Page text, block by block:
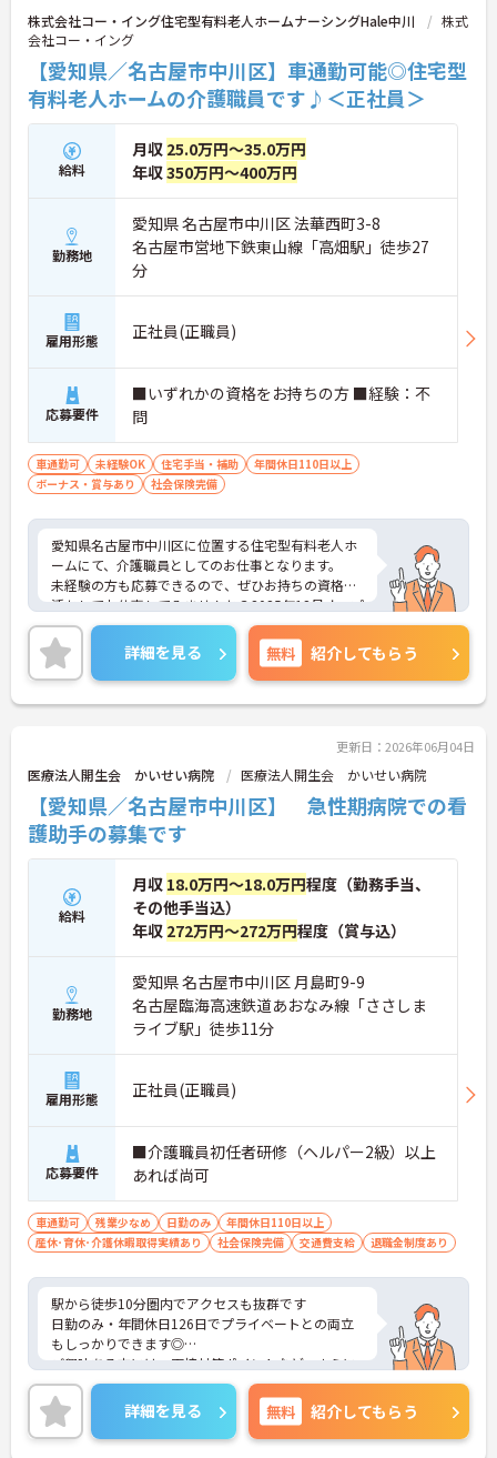
株式会社コー・イング住宅型有料老人ホームナーシングHale中川
株式
会社コー・イング
【愛知県／名古屋市中川区】車通勤可能◎住宅型
有料老人ホームの介護職員です♪＜正社員＞
給料
月収 25.0万円～35.0万円
年収350万円～400万円
勤務地
愛知県 名古屋市中川区 法華西町3-8
名古屋市営地下鉄東山線「高畑駅」徒歩27
分
雇用形態 正社員(正職員)
応募要件
■いずれかの資格をお持ちの方 ■経験：不
問
車通勤可 未経験OK 住宅手当・補助
年間休日110日以上
ボーナス・賞与あり
社会保険完備
愛知県名古屋市中川区に位置する住宅型有料老人ホ
ームにて、介護職員としてのお仕事となります。
未経験の方も応募できるので、ぜひお持ちの資格を
活かしてお仕事してみませんか？2025年12月オープ
ンとなっている新規施設にて、のびのびと働ける環
境となっております！
ご興味ある方は面接ポイントをお伝えしますので、
お気軽にお問い合わせください♪
詳細を見る 無料 紹介してもらう
更新日：2026年06月04日
医療法人開生会 かいせい病院 医療法人開生会 かいせい病院
【愛知県／名古屋市中川区】 急性期病院での看
護助手の募集です
給料
月収 18.0万円～18.0万円程度（勤務手当、
その他手当込）
年収 272万円～272万円程度（賞与込）
勤務地
愛知県 名古屋市中川区 月島町9-9
名古屋臨海高速鉄道あおなみ線「ささしま
ライブ駅」徒歩11分
雇用形態 正社員(正職員)
応募要件
■介護職員初任者研修（ヘルパー2級）以上
あれば尚可
車通勤可 残業少なめ 日勤のみ
年間休日110日以上
産休･育休･介護休暇取得実績あり
社会保険完備 交通費支給 退職金制度あり
駅から徒歩10分圏内でアクセスも抜群です
日勤のみ・年間休日126日でプライベートとの両立
もしっかりできます◎
ご興味ある方には、面接対策ポイントなど、さらに
詳細をお話しいたしますのでお気軽にご相談くださ
い！
詳細を見る 無料 紹介してもらう